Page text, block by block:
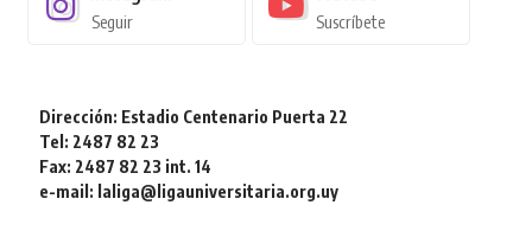
Seguir Suscríbete
Dirección: Estadio Centenario Puerta 22
Tel: 2487 82 23
Fax: 2487 82 23 int. 14
e-mail: laliga@ligauniversitaria.org.uy